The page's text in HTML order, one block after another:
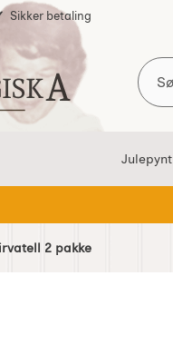
Sikker betaling
for Nostalgiska
Søk
Julepynt
2 pakke